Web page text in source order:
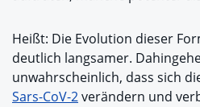
Heißt: Die Evolution dieser
deutlich langsamer.
unwahrscheinlich, dass sich
Sars-CoV-2verändern und